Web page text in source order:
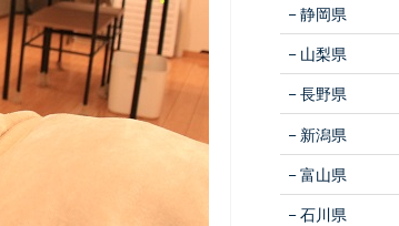
静岡県
山梨県
長野県
新潟県
富山県
石川県